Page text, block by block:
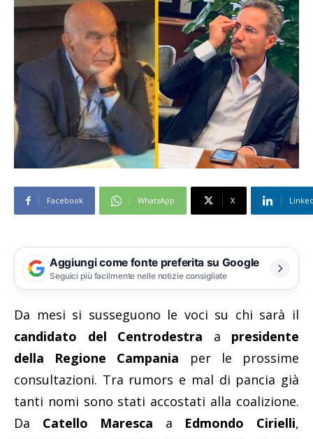
Facebook WhatsApp X
Aggiungi come fonte preferita su Google
Seguici più facilmente nelle notizie consigliate
Da mesi si susseguono le voci su chi sarà il
candidato del Centrodestra a presidente
della Regione Campania per le prossime
consultazioni. Tra rumors e mal di pancia già
tanti nomi sono stati accostati alla coalizione.
Da Catello Maresca a Edmondo Cirielli,